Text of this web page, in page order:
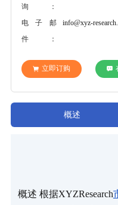
询：
电子邮
件：
info@xyz-
立即订购
概述
概述 根据XYZResearch